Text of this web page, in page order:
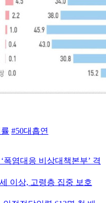
#50대흡연
염대응 비상대책본부’ 격
이상, 고령층 집중 보호